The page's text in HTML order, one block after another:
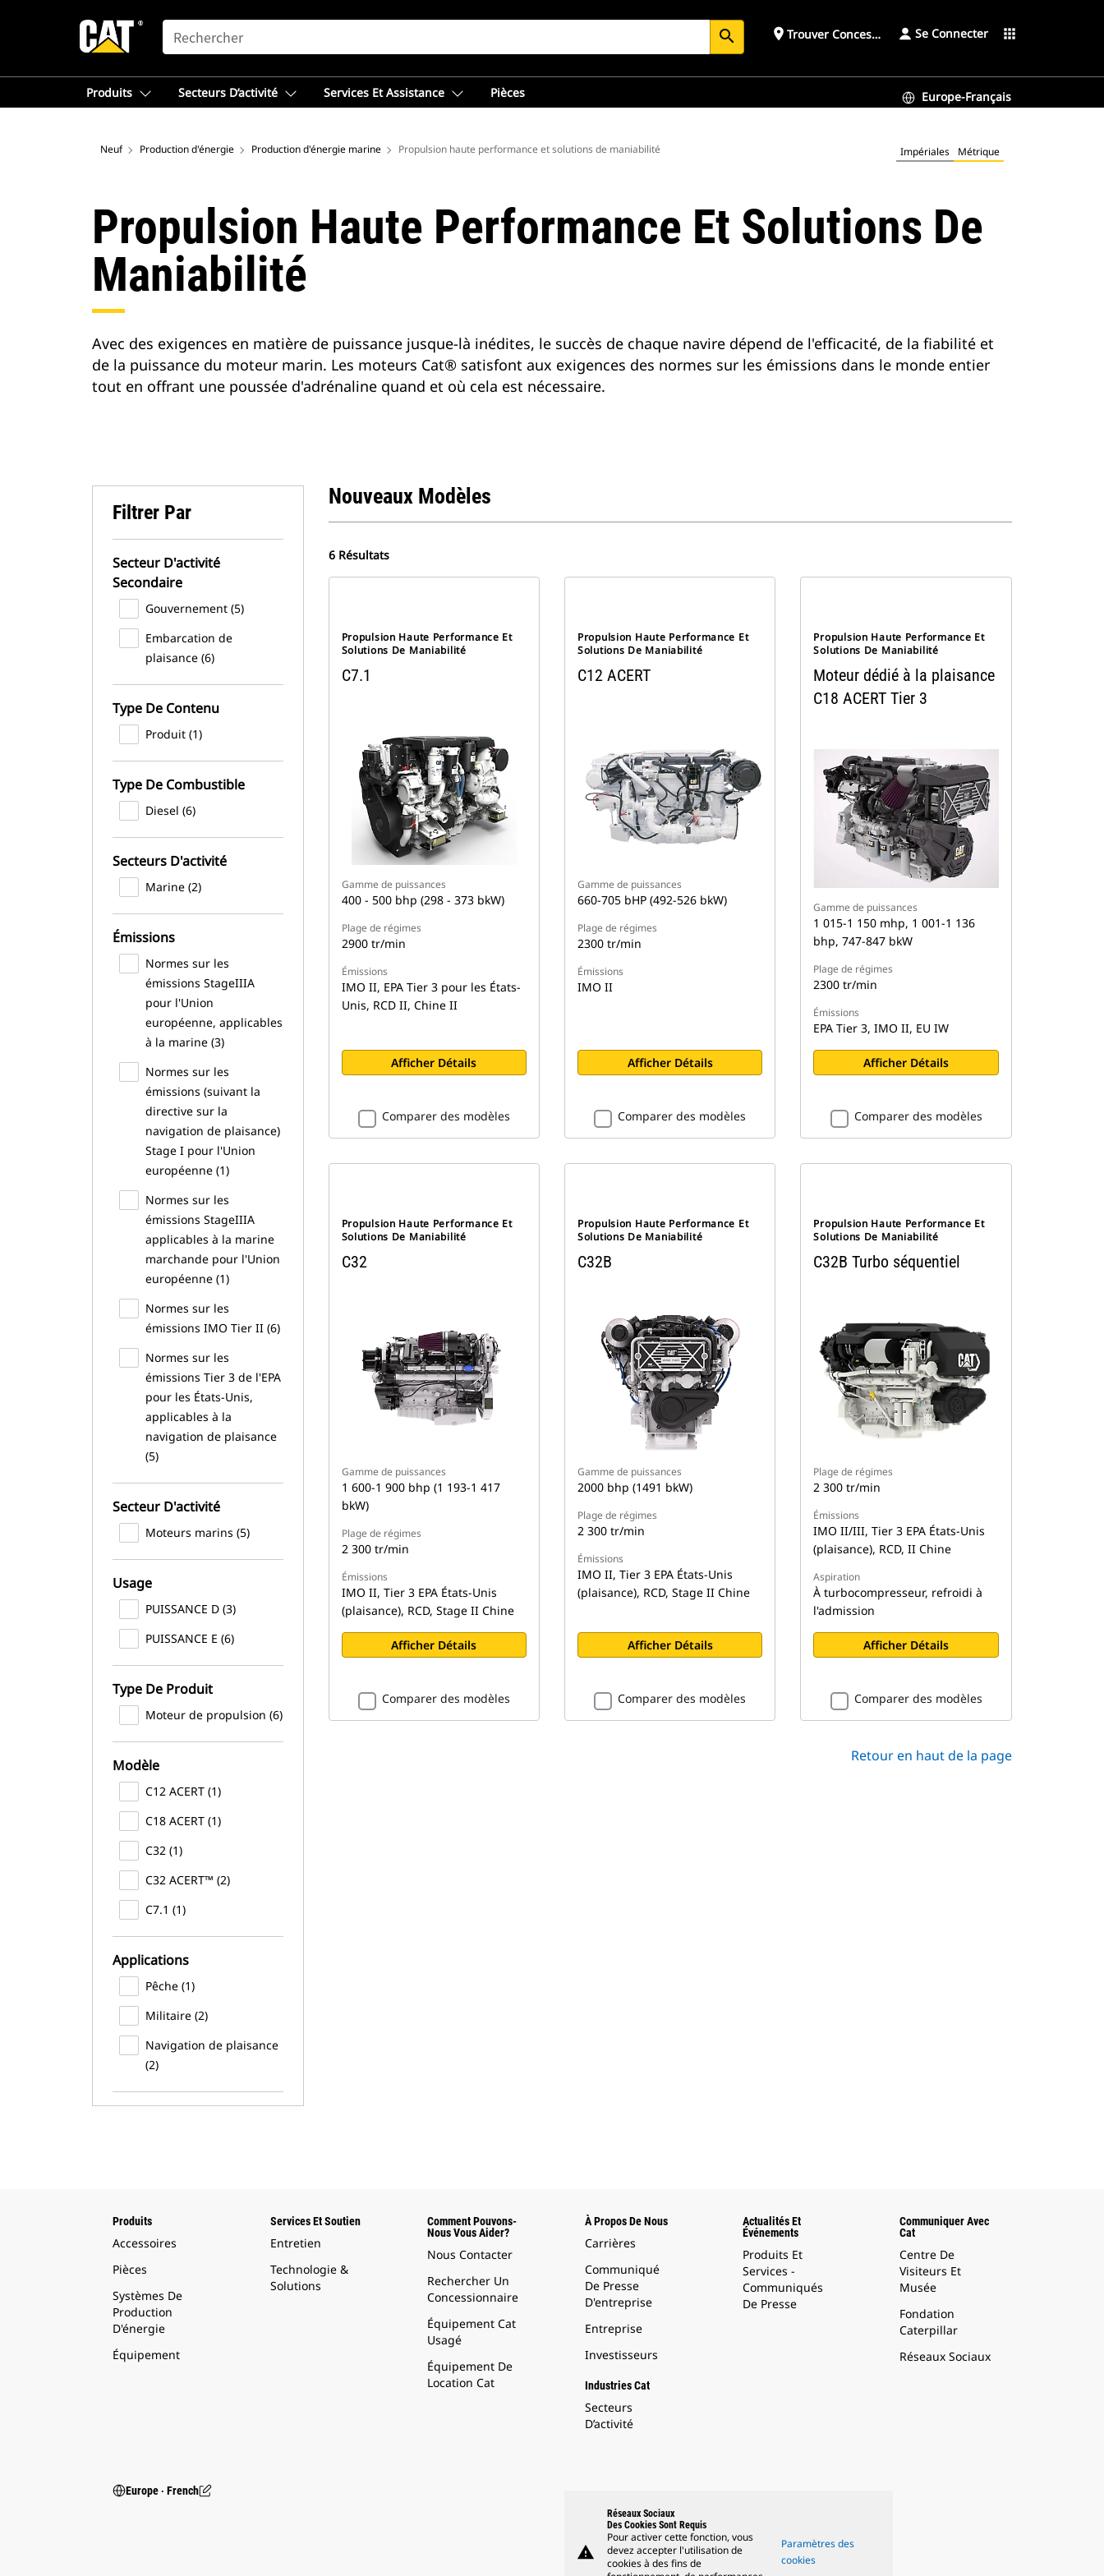
SEARCH search place Trouver ConcessionnaireSe Connecter apps
Produits Secteurs D’activité Services Et Assistance Pièces Europe-Français
Neuf Production d'énergie Production d'énergie marine Propulsion haute performance et solutions de maniabilité Impériales Métrique
Propulsion Haute Performance Et Solutions De
Maniabilité
Avec des exigences en matière de puissance jusque-là inédites, le succès de chaque navire dépend de l'efficacité, de la fiabilité et
de la puissance du moteur marin. Les moteurs Cat® satisfont aux exigences des normes sur les émissions dans le monde entier
tout en offrant une poussée d'adrénaline quand et où cela est nécessaire.
Filtrer Par
Secteur D'activité
Secondaire
Gouvernement (5)
Embarcation de
plaisance (6)
Type De Contenu
Produit (1)
Type De Combustible
Diesel (6)
Secteurs D'activité
Marine (2)
Émissions
Normes sur les
émissions StageIIIA
pour l'Union
européenne, applicables
à la marine (3)
Normes sur les
émissions (suivant la
directive sur la
navigation de plaisance)
Stage I pour l'Union
européenne (1)
Normes sur les
émissions StageIIIA
applicables à la marine
marchande pour l'Union
européenne (1)
Normes sur les
émissions IMO Tier II (6)
Normes sur les
émissions Tier 3 de l'EPA
pour les États-Unis,
applicables à la
navigation de plaisance
(5)
Secteur D'activité
Moteurs marins (5)
Usage
PUISSANCE D (3)
PUISSANCE E (6)
Type De Produit
Moteur de propulsion (6)
Modèle
C12 ACERT (1)
C18 ACERT (1)
C32 (1)
C32 ACERT™ (2)
C7.1 (1)
Applications
Pêche (1)
Militaire (2)
Navigation de plaisance
(2)
Nouveaux Modèles
6 Résultats
Propulsion Haute Performance Et
Solutions De Maniabilité
C7.1
Gamme de puissances
400 - 500 bhp (298 - 373 bkW)
Plage de régimes
2900 tr/min
Émissions
IMO II, EPA Tier 3 pour les États-
Unis, RCD II, Chine II
Afficher Détails
Comparer des modèles
Propulsion Haute Performance Et
Solutions De Maniabilité
C12 ACERT
Gamme de puissances
660-705 bHP (492-526 bkW)
Plage de régimes
2300 tr/min
Émissions
IMO II
Afficher Détails
Comparer des modèles
Propulsion Haute Performance Et
Solutions De Maniabilité
Moteur dédié à la plaisance
C18 ACERT Tier 3
Gamme de puissances
1 015-1 150 mhp, 1 001-1 136
bhp, 747-847 bkW
Plage de régimes
2300 tr/min
Émissions
EPA Tier 3, IMO II, EU IW
Afficher Détails
Comparer des modèles
Propulsion Haute Performance Et
Solutions De Maniabilité
C32
Gamme de puissances
1 600-1 900 bhp (1 193-1 417
bkW)
Plage de régimes
2 300 tr/min
Émissions
IMO II, Tier 3 EPA États-Unis
(plaisance), RCD, Stage II Chine
Afficher Détails
Comparer des modèles
Propulsion Haute Performance Et
Solutions De Maniabilité
C32B
Gamme de puissances
2000 bhp (1491 bkW)
Plage de régimes
2 300 tr/min
Émissions
IMO II, Tier 3 EPA États-Unis
(plaisance), RCD, Stage II Chine
Afficher Détails
Comparer des modèles
Propulsion Haute Performance Et
Solutions De Maniabilité
C32B Turbo séquentiel
Plage de régimes
2 300 tr/min
Émissions
IMO II/III, Tier 3 EPA États-Unis
(plaisance), RCD, II Chine
Aspiration
À turbocompresseur, refroidi à
l'admission
Afficher Détails
Comparer des modèles
Retour en haut de la page
Produits
Accessoires
Pièces
Systèmes De
Production
D'énergie
Équipement
Services Et Soutien
Entretien
Technologie &
Solutions
Comment Pouvons-
Nous Vous Aider?
Nous Contacter
Rechercher Un
Concessionnaire
Équipement Cat
Usagé
Équipement De
Location Cat
À Propos De Nous
Carrières
Communiqué
De Presse
D'entreprise
Entreprise
Investisseurs
Industries Cat
Secteurs
D’activité
Actualités Et
Événements
Produits Et
Services -
Communiqués
De Presse
Communiquer Avec
Cat
Centre De
Visiteurs Et
Musée
Fondation
Caterpillar
Réseaux Sociaux
Europe ‧ French
warning
Réseaux Sociaux
Des Cookies Sont Requis
Pour activer cette fonction, vous
devez accepter l'utilisation de
cookies à des fins de
Paramètres des
cookies